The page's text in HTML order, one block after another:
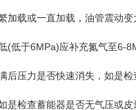
加载或一直加载，油管震动变
(低于6MPa)应补充氮气至6-
后压力是否快速消失，如是
是检查蓄能器是否无气压或皮